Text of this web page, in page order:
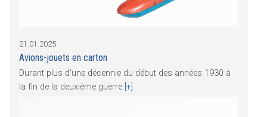
21.01.2025
Avions-jouets en carton
Durant plus d’une décennie du début des années 1930 à
la fin de la deuxième guerre [+]